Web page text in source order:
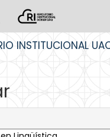
INSTITUCIONAL